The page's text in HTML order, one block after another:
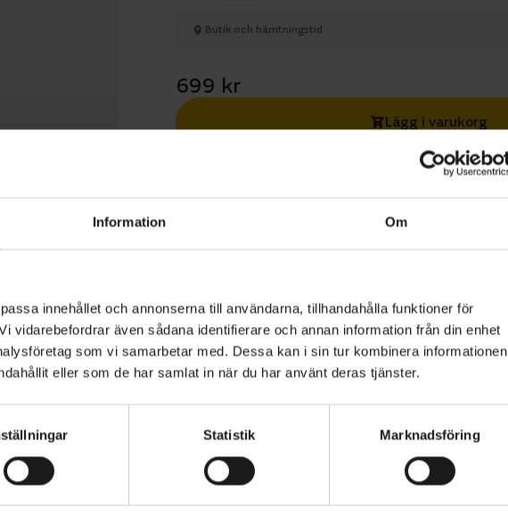
Information Om
innehållet och annonserna till användarna, tillhandahålla funktioner för
vidarebefordrar även sådana identifierare och annan information från din enhet
som vi samarbetar med. Dessa kan i sin tur kombinera informationen
eller som de har samlat in när du har använt deras tjänster.
Statistik Marknadsföring
Butik och hämtningstid
699 kr
Lägg i varukorg
1 års fri service
Guards Light ger extra skydd för smalbenen och är
i kombination med Knee Guards Pro eller Knee
Skydden ska sitta precis under knäskydden så att de ger
och perforering, samt ett lättare material för